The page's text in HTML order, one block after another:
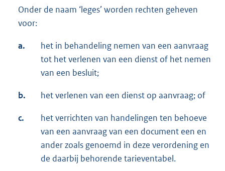
Onder de naam ‘leges’ worden rechten geheven
voor:
a.
het in behandeling nemen van een aanvraag
tot het verlenen van een dienst of het nemen
van een besluit;
b. het verlenen van een dienst op aanvraag; of
c.
het verrichten van handelingen ten behoeve
van een aanvraag van een document een en
ander zoals genoemd in deze verordening en
de daarbij behorende tarieventabel.